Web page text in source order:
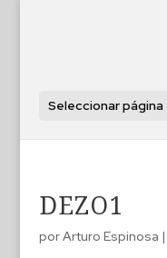
Seleccionar página
DEZO1
porArturo Espinosa |